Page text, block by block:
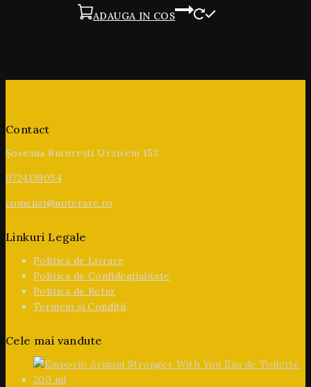
ADAUGA IN COS
Contact
Șoseaua București Urziceni 153
0724139054
comenzi@noterare.ro
Linkuri Legale
Politica de Livrare
Politica de Confidențialitate
Politica de Retur
Termeni și Condiții
Cele mai vandute